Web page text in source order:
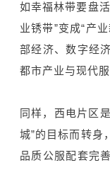
如幸福林带要盘
业锈带”变成“产
部经济、数字经
都市产业与现代
同样，西电片区
城”的目标而转身
品质公服配套完